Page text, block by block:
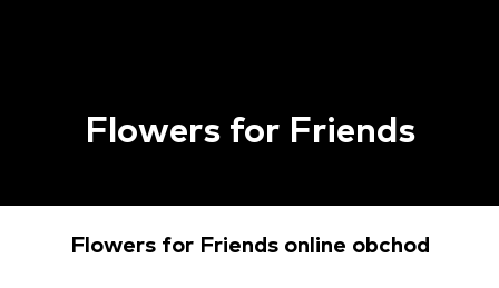
Flowers for Friends
Flowers for Friends online obchod